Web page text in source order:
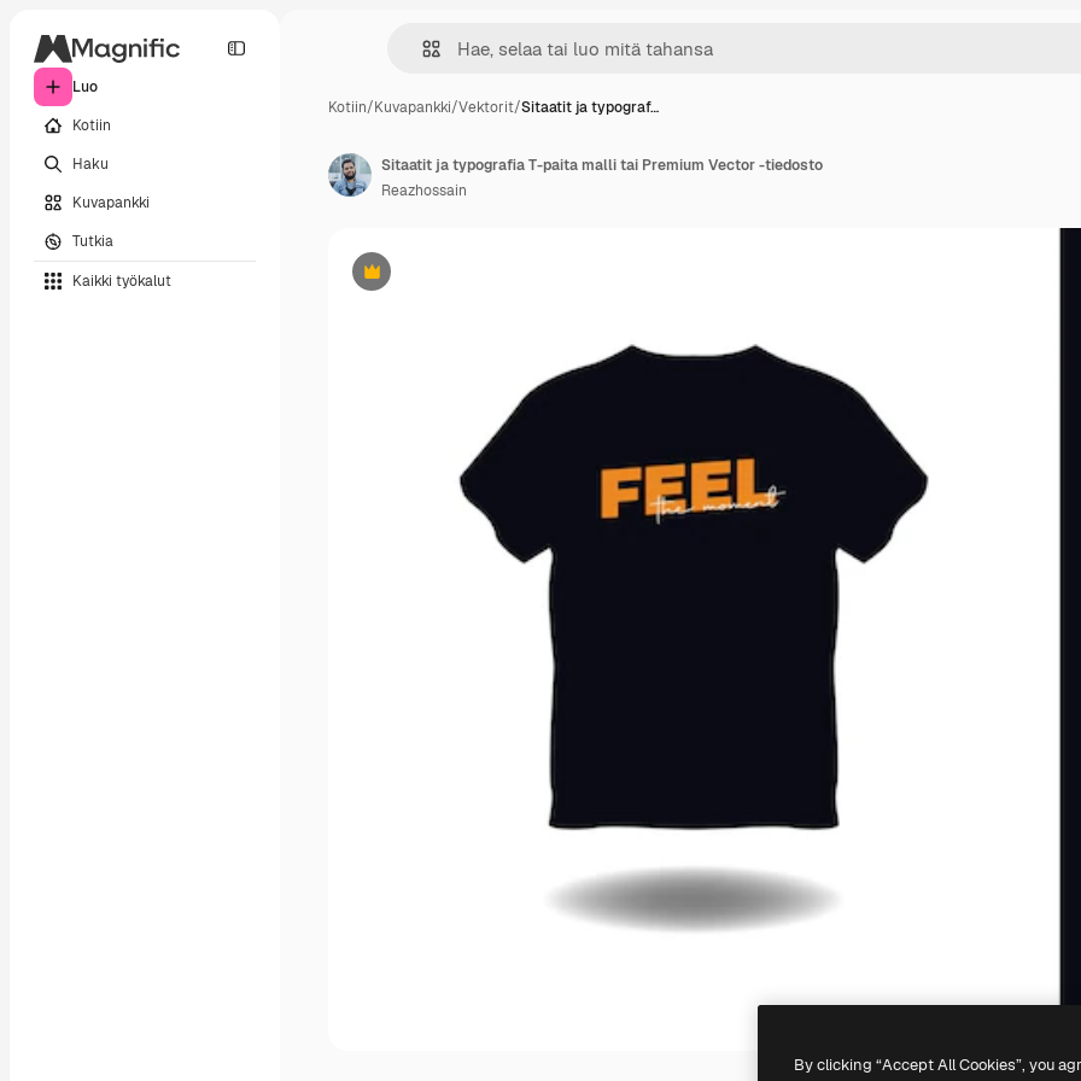
Luo
Kotiin
Haku
Kuvapankki
Tutkia
Kaikki työkalut
Kotiin/Kuvapankki/Vektorit/Sitaatit ja typograf…
Premium
Sitaatit ja typografia T-paita malli tai Premium Vector -tiedosto
Reazhossain
By clicking “Accept All Cookies”, you